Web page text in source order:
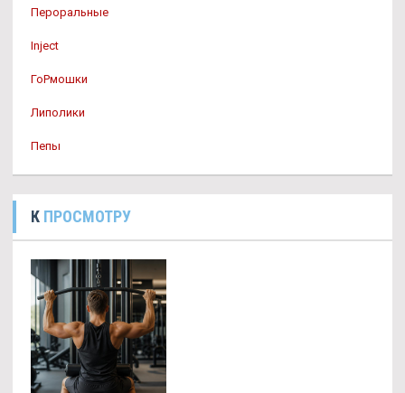
Пероральные
Inject
ГоРмошки
Липолики
Пепы
К ПРОСМОТРУ